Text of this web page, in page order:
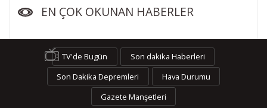
EN ÇOK OKUNAN HABERLER
TV'de Bugün
Son dakika Haberleri
Son Dakika Depremleri
Hava Durumu
Gazete Manşetleri